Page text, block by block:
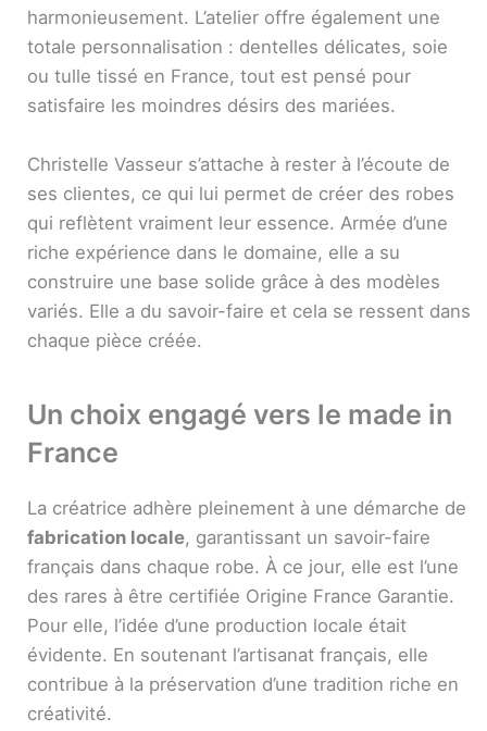
harmonieusement. L’atelier offre également une
totale personnalisation : dentelles délicates, soie
ou tulle tissé en France, tout est pensé pour
satisfaire les moindres désirs des mariées.
Christelle Vasseur s’attache à rester à l’écoute de
ses clientes, ce qui lui permet de créer des robes
qui reflètent vraiment leur essence. Armée d’une
riche expérience dans le domaine, elle a su
construire une base solide grâce à des modèles
variés. Elle a du savoir-faire et cela se ressent dans
chaque pièce créée.
Un choix engagé vers le made in
France
La créatrice adhère pleinement à une démarche de
fabrication locale, garantissant un savoir-faire
français dans chaque robe. À ce jour, elle est l’une
des rares à être certifiée Origine France Garantie.
Pour elle, l’idée d’une production locale était
évidente. En soutenant l’artisanat français, elle
contribue à la préservation d’une tradition riche en
créativité.